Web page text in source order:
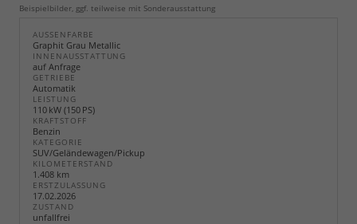
Beispielbilder, ggf. teilweise mit Sonderausstattung
AUSSENFARBE
Graphit Grau Metallic
INNENAUSSTATTUNG
auf Anfrage
GETRIEBE
Automatik
LEISTUNG
110 kW (150 PS)
KRAFTSTOFF
Benzin
KATEGORIE
SUV/Geländewagen/Pickup
KILOMETERSTAND
1.408 km
ERSTZULASSUNG
17.02.2026
ZUSTAND
unfallfrei